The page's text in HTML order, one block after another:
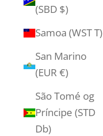
(SBD $)
Samoa (WST T)
San Marino
(EUR €)
São Tomé og
Príncipe (STD
Db)